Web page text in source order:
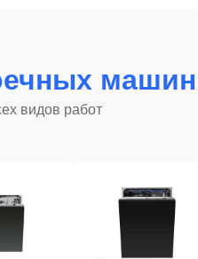
машин
видов работ